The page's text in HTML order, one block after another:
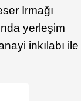
Irmağı
yerleşim
inkılabı ile